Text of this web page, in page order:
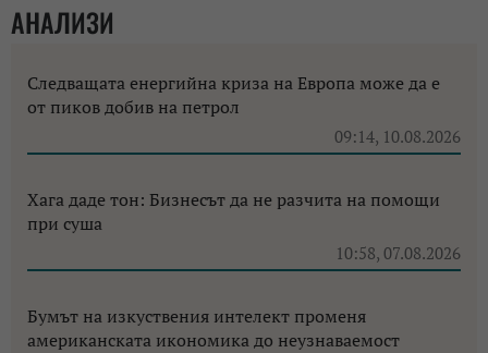
АНАЛИЗИ
Следващата енергийна криза на Европа може да е
от пиков добив на петрол
09:14, 10.08.2026
Хага даде тон: Бизнесът да не разчита на помощи
при суша
10:58, 07.08.2026
Бумът на изкуствения интелект променя
американската икономика до неузнаваемост